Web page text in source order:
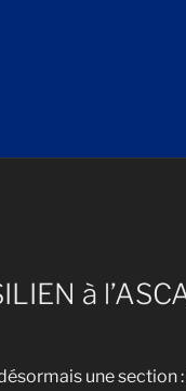
à
une section